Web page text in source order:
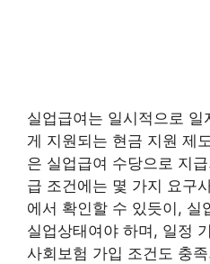
실업급여는 일시적으로 일
게 지원되는 현금 지원 제
은 실업급여 수당으로 지
급 조건에는 몇 가지 요구
에서 확인할 수 있듯이, 실
실업상태여야 하며, 일정
사회보험 가입 조건도 충